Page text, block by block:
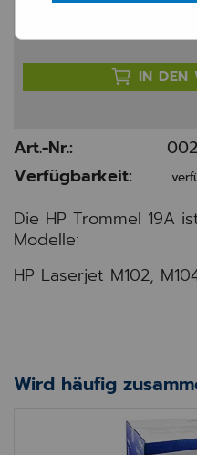
IN DEN
Art.-Nr.:
Verfügbarkeit:
Die HP Trommel 19A
Modelle:
HP Laserjet M102,
Wird häufig
Trommel Brother